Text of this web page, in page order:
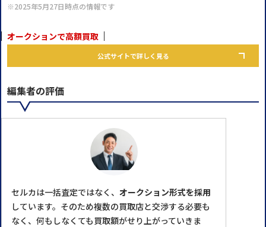
※2025年5月27日時点の情報です
オークションで高額買取
公式サイトで詳しく見る
編集者の評価
セルカは一括査定ではなく、 オークション形式を採用
しています。そのため複数の買取店と交渉する必要も
なく、何もしなくても買取額がせり上がっていきま